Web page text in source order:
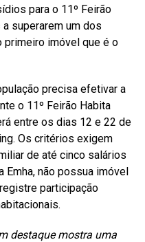
para o 11º Feirão
a superarem um dos
primeiro imóvel que é o
precisa efetivar a
o 11º Feirão Habita
entre os dias 12 e 22 de
Os critérios exigem
de até cinco salários
Emha, não possua imóvel
participação
destaque mostra uma